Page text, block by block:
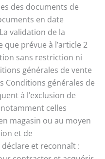
des documents de
en date
validation de la
prévue à l’article 2
sans restriction ni
générales de vente
Conditions générales de
à l’exclusion de
celles
magasin ou au moyen
et de
et reconnaît :